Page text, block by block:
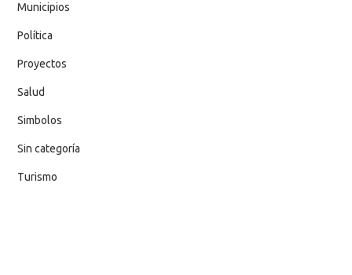
Municipios
Política
Proyectos
Salud
Simbolos
Sin categoría
Turismo